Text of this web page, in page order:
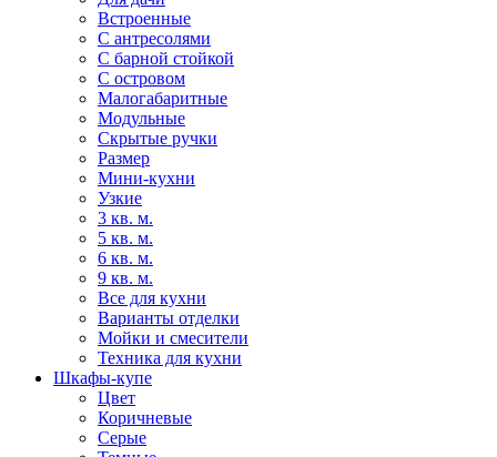
Встроенные
С антресолями
С барной стойкой
С островом
Малогабаритные
Модульные
Скрытые ручки
Размер
Мини-кухни
Узкие
3 кв. м.
5 кв. м.
6 кв. м.
9 кв. м.
Все для кухни
Варианты отделки
Мойки и смесители
Техника для кухни
Шкафы-купе
Цвет
Коричневые
Серые